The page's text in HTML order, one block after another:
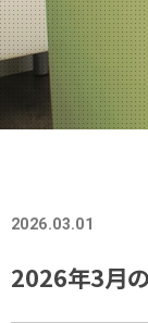
2026.03.01
2026年3月